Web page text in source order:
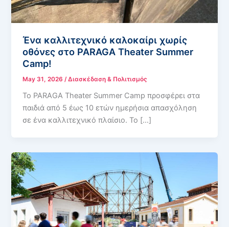
Ένα καλλιτεχνικό καλοκαίρι χωρίς
οθόνες στο PARAGA Theater Summer
Camp!
May 31, 2026 /Διασκέδαση & Πολιτισμός
Το PARAGA Theater Summer Camp προσφέρει στα
παιδιά από 5 έως 10 ετών ημερήσια απασχόληση
σε ένα καλλιτεχνικό πλαίσιο. Το […]